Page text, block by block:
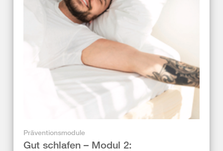
Präventionsmodule
Gut schlafen – Modul 2: